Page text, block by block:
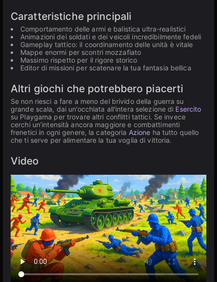
Caratteristiche principali
Comportamento delle armi e balistica ultra-realistici
Animazioni dei soldati e dei veicoli incredibilmente fedeli
Gameplay tattico: il coordinamento delle unità è vitale
Mappe enormi per scontri mozzafiato
Massimo rispetto per il rigore storico
Editor di missioni per scatenare la tua fantasia bellica
Altri giochi che potrebbero piacerti
Se non riesci a fare a meno del brivido della guerra su
grande scala, dai un’occhiata all'intera selezione di Esercito
su Playgama per trovare altri conflitti tattici. Se invece
cerchi un’intensità ancora maggiore e combattimenti
frenetici in ogni genere, la categoria Azione ha tutto quello
che ti serve per alimentare la tua voglia di vittoria.
Video